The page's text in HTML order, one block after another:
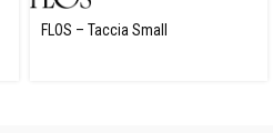
FLOS – Taccia Small